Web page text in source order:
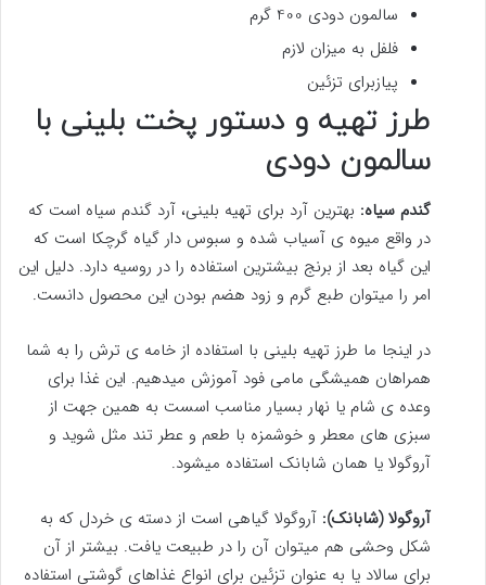
سالمون دودی 400 گرم
فلفل به میزان لازم
پیازبرای تزئین
طرز تهیه و دستور پخت بلینی با
سالمون دودی
گندم سیاه: بهترین آرد برای تهیه بلینی، آرد گندم سیاه است که
در واقع میوه ی آسیاب شده و سبوس دار گیاه گرچکا است که
این گیاه بعد از برنج بیشترین استفاده را در روسیه دارد. دلیل این
امر را میتوان طبع گرم و زود هضم بودن این محصول دانست.
در اینجا ما طرز تهیه بلینی با استفاده از خامه ی ترش را به شما
همراهان همیشگی مامی فود آموزش میدهیم. این غذا برای
وعده ی شام یا نهار بسیار مناسب اسست به همین جهت از
سبزی های معطر و خوشمزه با طعم و عطر تند مثل شوید و
آروگولا یا همان شابانک استفاده میشود.
آروگولا (شابانک): آروگولا گیاهی است از دسته ی خردل که به
شکل وحشی هم میتوان آن را در طبیعت یافت. بیشتر از آن
برای سالاد یا به عنوان تزئین برای انواع غذاهای گوشتی استفاده